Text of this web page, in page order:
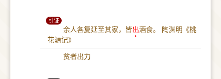
引证
余人各复延至其家，皆出酒食。
陶渊明《桃
花源记》
贫者出力